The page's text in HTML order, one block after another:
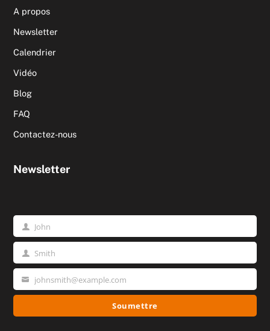
A propos
Newsletter
Calendrier
Vidéo
Blog
FAQ
Contactez-nous
Newsletter
PrénomJohn
Nom Smith
Votre
email
johnsmith@example.com
Soumettre